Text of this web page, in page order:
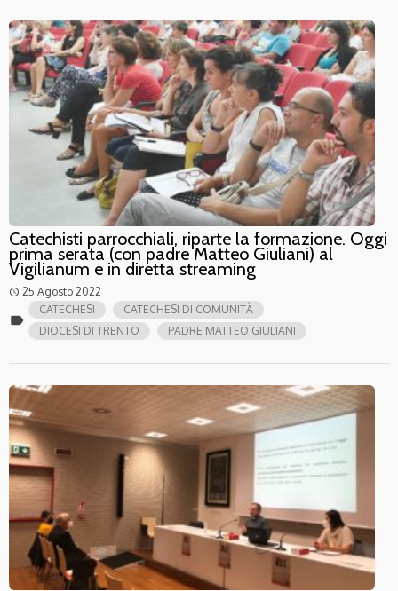
Catechisti parrocchiali, riparte la formazione. Oggi
prima serata (con padre Matteo Giuliani) al
Vigilianum e in diretta streaming
access_time 25 Agosto 2022
label
CATECHESI
CATECHESI DI COMUNITÀ
DIOCESI DI TRENTO
PADRE MATTEO GIULIANI